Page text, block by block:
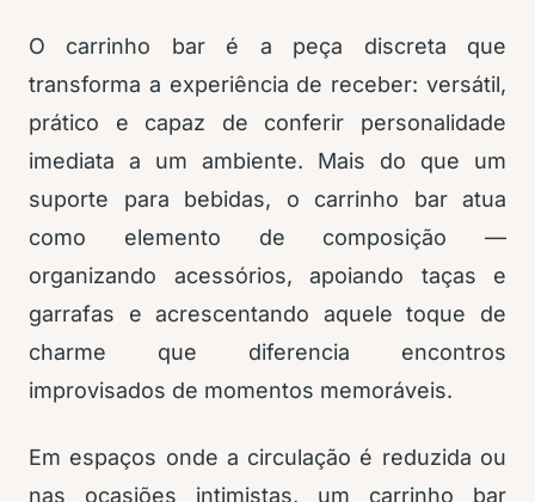
O carrinho bar é a peça discreta que
transforma a experiência de receber: versátil,
prático e capaz de conferir personalidade
imediata a um ambiente. Mais do que um
suporte para bebidas, o carrinho bar atua
como elemento de composição —
organizando acessórios, apoiando taças e
garrafas e acrescentando aquele toque de
charme que diferencia encontros
improvisados de momentos memoráveis.
Em espaços onde a circulação é reduzida ou
nas ocasiões intimistas, um carrinho bar